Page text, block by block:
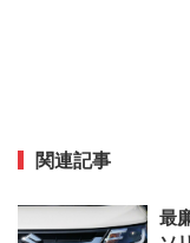
関連記事
最